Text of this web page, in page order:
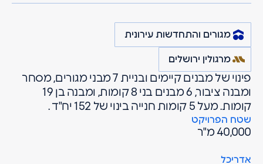
קרית יובל שדרות
היובל שלב ג
מגורים והתחדשות עירונית
מרגולין ירושלים
פינוי של מבנים קיימים ובניית 7 מבני מגורים, מסחר
ומבנה ציבור, 6 מבנים בני 8 קומות, ומבנה בן 19
קומות. מעל 5 קומות חנייה בינוי של 152 יח"ד .
אדריכל
שטח הפרויקט
40,000 מ"ר